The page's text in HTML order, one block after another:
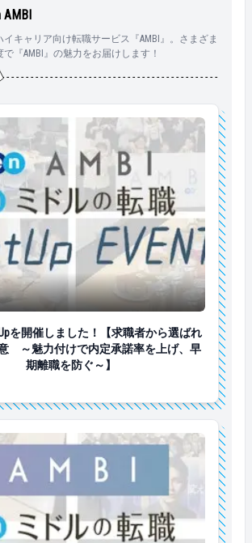
イキャリア向け転職サービス『AMBI』。さまざま
で『AMBI』の魅力をお届けします！
を開催しました！【求職者から選ば
を開催しました！【求職者から選ばれ
～魅力付けで内定承諾率を上げ、早
期離職を防ぐ～】